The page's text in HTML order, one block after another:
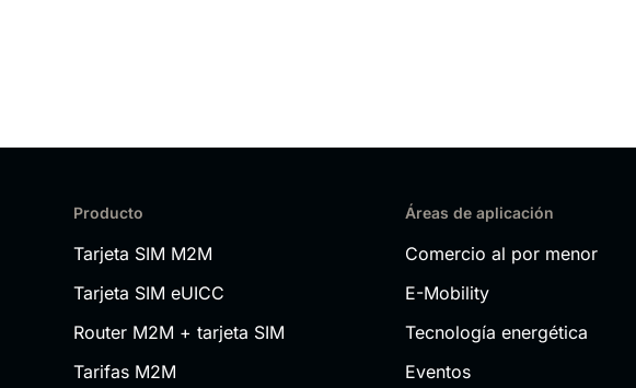
Producto
Tarjeta SIM M2M
Tarjeta SIM eUICC
Router M2M + tarjeta SIM
Tarifas M2M
Áreas de aplicación
Comercio al por menor
E-Mobility
Tecnología energética
Eventos